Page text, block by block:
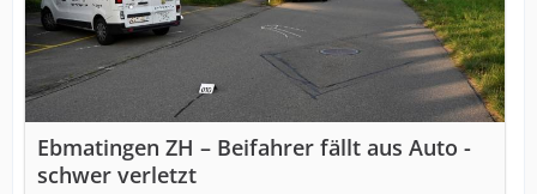
Ebmatingen ZH – Beifahrer fällt aus Auto -
schwer verletzt